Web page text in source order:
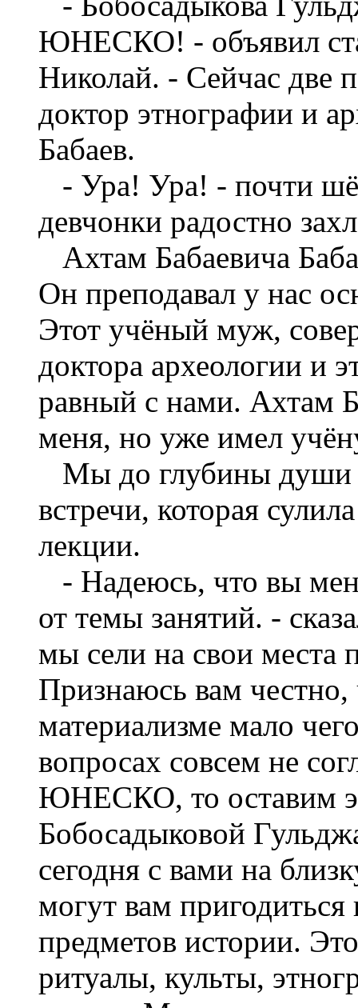
ЮНЕСКО! - объявил
Николай. - Сейчас две
доктор этнографии и
Бабаев.
- Ура! Ура! - почти
девчонки радостно
Ахтам Бабаевича
Он преподавал у нас
Этот учёный муж,
доктора археологии и
равный с нами. Ахтам
меня, но уже имел
Мы до глубины души
встречи, которая
лекции.
- Надеюсь, что вы
от темы занятий. -
мы сели на свои места
Признаюсь вам честно,
материализме мало
вопросах совсем не
ЮНЕСКО, то оставим
Бобосадыковой
сегодня с вами на
могут вам
предметов истории.
ритуалы, культы,